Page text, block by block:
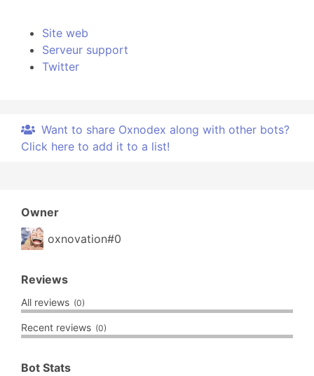
Site web
Serveur support
Twitter
Want to share Oxnodex along with other bots?
Click here to add it to a list!
Owner
oxnovation#0
Reviews
All reviews (0)
Recent reviews (0)
Bot Stats